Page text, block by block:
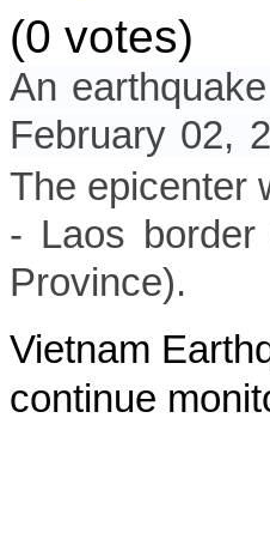
(0 votes)
An
February 02,
The epicenter
- Laos border
Province).
Vietnam
continue